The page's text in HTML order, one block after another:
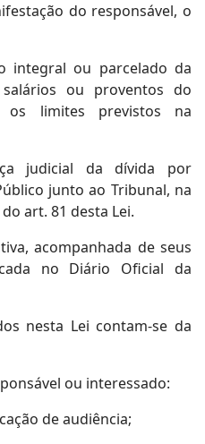
do responsável, o
integral ou parcelado da
ou proventos do
os limites previstos na
judicial da dívida por
junto ao Tribunal, na
art. 81 desta Lei.
acompanhada de seus
no Diário Oficial da
nesta Lei contam-se da
ou interessado:
de audiência;